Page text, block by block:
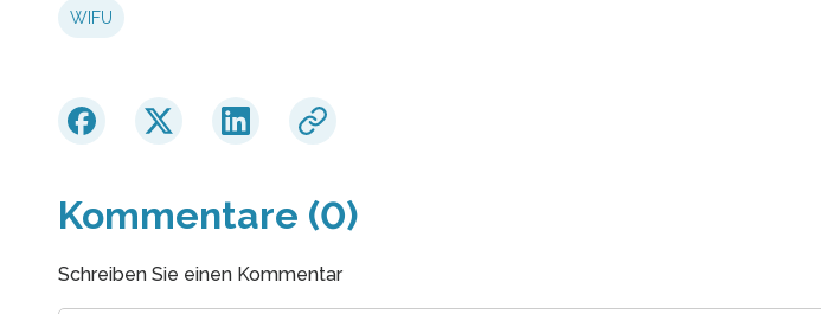
WIFU
Kommentare (0)
Schreiben Sie einen Kommentar